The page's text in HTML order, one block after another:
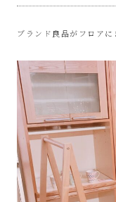
ブランド良品がフロア